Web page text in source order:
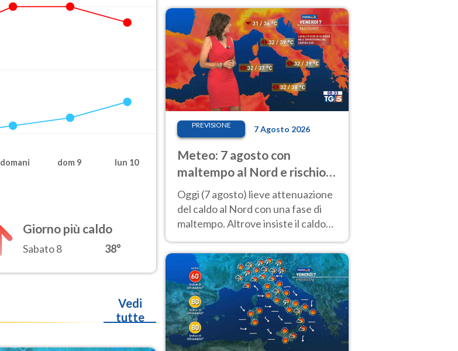
domani dom 9 lun 10
Giorno più caldo
Sabato 8 38°
Vedi
tutte
40 gradi.
PREVISIONE 7 Agosto 2026
Meteo: 7 agosto con
maltempo al Nord e rischio
nubifragi. Altrove caldo
estremo
Oggi (7 agosto) lieve attenuazione
del caldo al Nord con una fase di
maltempo. Altrove insiste il caldo
previsioni